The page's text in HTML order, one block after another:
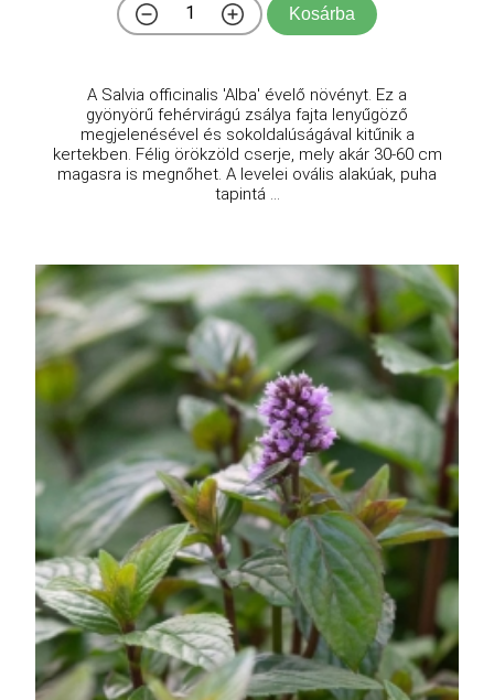
Kosárba
A Salvia officinalis 'Alba' évelő növényt. Ez a
gyönyörű fehérvirágú zsálya fajta lenyűgöző
megjelenésével és sokoldalúságával kitűnik a
kertekben. Félig örökzöld cserje, mely akár 30-60 cm
magasra is megnőhet. A levelei ovális alakúak, puha
tapintá ...